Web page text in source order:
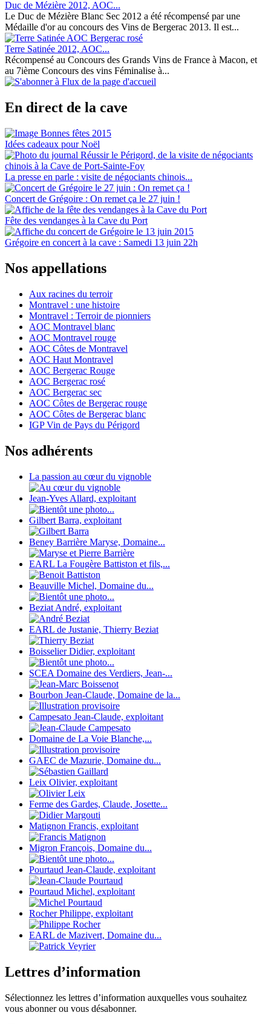
Duc de Mézière 2012, AOC...
Le Duc de Mézière Blanc Sec 2012 a été récompensé par une
Médaille d'or au concours des Vins de Bergerac 2013. Il est...
Terre Satinée 2012, AOC...
Récompensé au Concours des Grands Vins de France à Macon, et
au 7ième Concours des vins Féminalise à...
En direct de la cave
Idées cadeaux pour Noël
La presse en parle : visite de négociants chinois...
Concert de Grégoire : On remet ça le 27 juin !
Fête des vendanges à la Cave du Port
Grégoire en concert à la cave : Samedi 13 juin 22h
Nos appellations
Aux racines du terroir
Montravel : une histoire
Montravel : Terroir de pionniers
AOC Montravel blanc
AOC Montravel rouge
AOC Côtes de Montravel
AOC Haut Montravel
AOC Bergerac Rouge
AOC Bergerac rosé
AOC Bergerac sec
AOC Côtes de Bergerac rouge
AOC Côtes de Bergerac blanc
IGP Vin de Pays du Périgord
Nos adhérents
La passion au cœur du vignoble
Jean-Yves Allard, exploitant
Gilbert Barra, exploitant
Beney Barrière Maryse, Domaine...
EARL La Fougère Battiston et fils,...
Beauville Michel, Domaine du...
Beziat André, exploitant
EARL de Justanie, Thierry Beziat
Boisselier Didier, exploitant
SCEA Domaine des Verdiers, Jean-...
Bourbon Jean-Claude, Domaine de la...
Campesato Jean-Claude, exploitant
Domaine de La Voie Blanche,...
GAEC de Mazurie, Domaine du...
Leix Olivier, exploitant
Ferme des Gardes, Claude, Josette...
Matignon Francis, exploitant
Migron François, Domaine du...
Pourtaud Jean-Claude, exploitant
Pourtaud Michel, exploitant
Rocher Philippe, exploitant
EARL de Mazivert, Domaine du...
Lettres d’information
Sélectionnez les lettres d’information auxquelles vous souhaitez
vous abonner ou vous désabonner.